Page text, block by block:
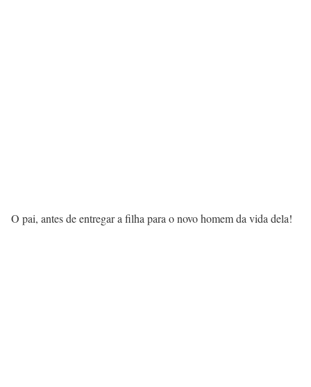
O pai, antes de entregar a filha para o novo homem da vida dela!